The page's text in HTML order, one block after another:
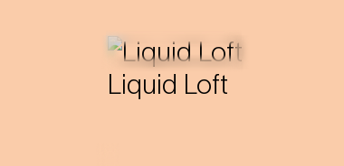
Liquid Loft